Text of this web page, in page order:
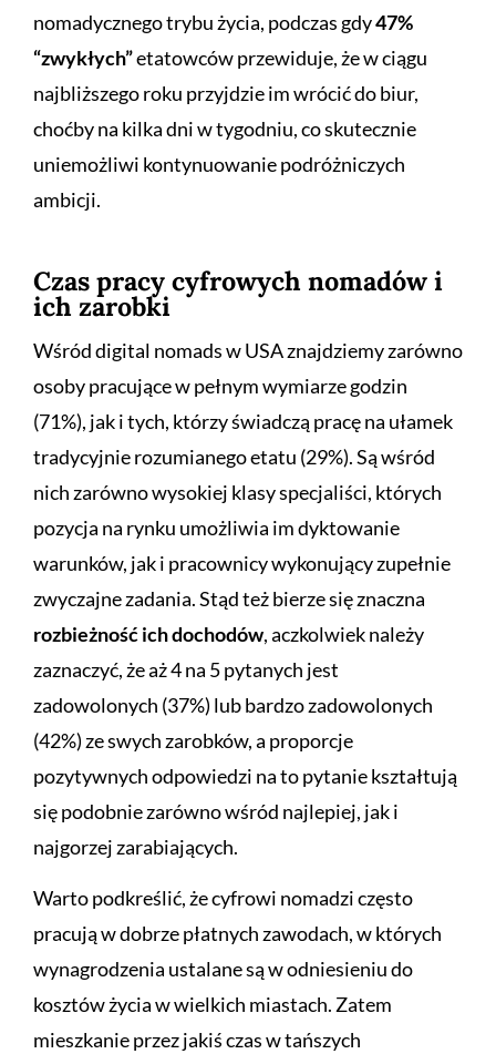
nomadycznego trybu życia, podczas gdy47%
“zwykłych”etatowców przewiduje, że w ciągu
najbliższego roku przyjdzie im wrócić do biur,
choćby na kilka dni w tygodniu, co skutecznie
uniemożliwi kontynuowanie podróżniczych
ambicji.
Czas pracy cyfrowych nomadów i
ich zarobki
Wśród digital nomads w USA znajdziemy zarówno
osoby pracujące w pełnym wymiarze godzin
(71%), jak i tych, którzy świadczą pracę na ułamek
tradycyjnie rozumianego etatu (29%). Są wśród
nich zarówno wysokiej klasy specjaliści, których
pozycja na rynku umożliwia im dyktowanie
warunków, jak i pracownicy wykonujący zupełnie
zwyczajne zadania. Stąd też bierze się znaczna
rozbieżność ich dochodów, aczkolwiek należy
zaznaczyć, że aż 4 na 5 pytanych jest
zadowolonych (37%) lub bardzo zadowolonych
(42%) ze swych zarobków, a proporcje
pozytywnych odpowiedzi na to pytanie kształtują
się podobnie zarówno wśród najlepiej, jak i
najgorzej zarabiających.
Warto podkreślić, że cyfrowi nomadzi często
pracują w dobrze płatnych zawodach, w których
wynagrodzenia ustalane są w odniesieniu do
kosztów życia w wielkich miastach. Zatem
mieszkanie przez jakiś czas w tańszych